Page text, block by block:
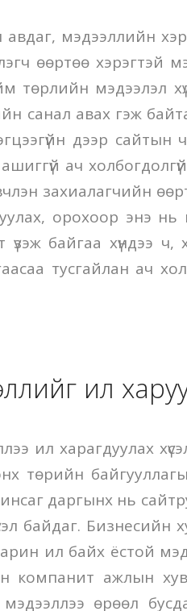
мэдээллийн
өөртөө хэрэгтэй
төрлийн мэдээлэл
санал авах гэж
дээр сайтын
ач
захиалагчийн
орохоор энэ
байгаа хүндээ ч,
тусгайлан ач
ил
ил харагдуулах
төрийн
даргынх нь
байдаг. Бизнесийн
ил байх ёстой
компанит ажлын
өрөөл